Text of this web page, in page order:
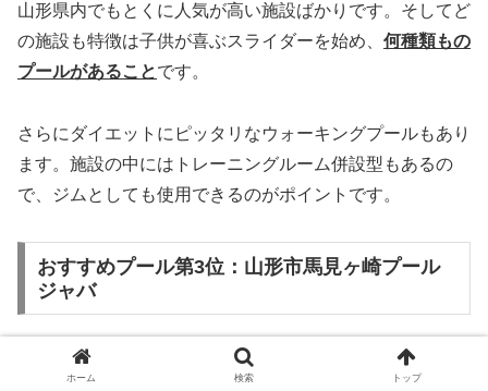
山形県内でもとくに人気が高い施設ばかりです。そしてど
の施設も特徴は子供が喜ぶスライダーを始め、 何種類もの
プールがあることです。
さらにダイエットにピッタリなウォーキングプールもあり
ます。施設の中にはトレーニングルーム併設型もあるの
で、ジムとしても使用できるのがポイントです。
おすすめプール第3位：山形市馬見ヶ崎プール
ジャバ
「山形市馬見ヶ崎プール ジャバ」
は、1年を通して遊べる
ホーム 検索 トップ